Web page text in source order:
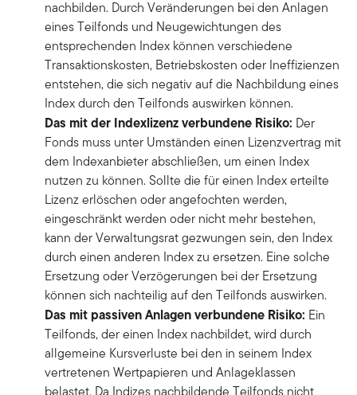
nachbilden. Durch Veränderungen bei den Anlagen
eines Teilfonds und Neugewichtungen des
entsprechenden Index können verschiedene
Transaktionskosten, Betriebskosten oder Ineffizienzen
entstehen, die sich negativ auf die Nachbildung eines
Index durch den Teilfonds auswirken können.
Das mit der Indexlizenz verbundene Risiko: Der
Fonds muss unter Umständen einen Lizenzvertrag mit
dem Indexanbieter abschließen, um einen Index
nutzen zu können. Sollte die für einen Index erteilte
Lizenz erlöschen oder angefochten werden,
eingeschränkt werden oder nicht mehr bestehen,
kann der Verwaltungsrat gezwungen sein, den Index
durch einen anderen Index zu ersetzen. Eine solche
Ersetzung oder Verzögerungen bei der Ersetzung
können sich nachteilig auf den Teilfonds auswirken.
Das mit passiven Anlagen verbundene Risiko: Ein
Teilfonds, der einen Index nachbildet, wird durch
allgemeine Kursverluste bei den in seinem Index
vertretenen Wertpapieren und Anlageklassen